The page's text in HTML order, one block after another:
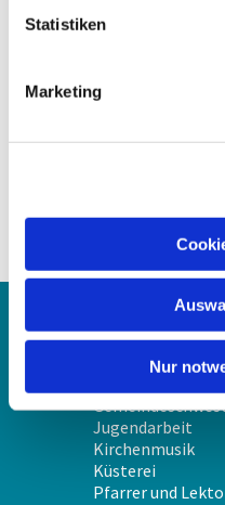
w
Statistiken
Marketing
Nur
Über uns
Jugendarbeit
Kirchenmusik
Küsterei
Pfarrer und